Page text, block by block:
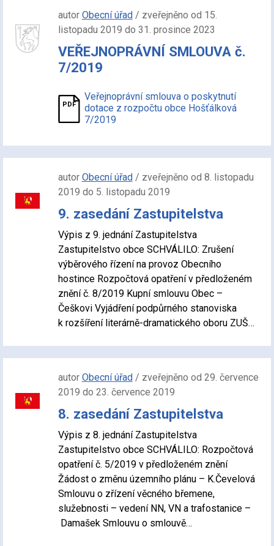
autor Obecní úřad/ zveřejněno od 15.
listopadu 2019 do 31. prosince 2023
VEŘEJNOPRÁVNÍ SMLOUVA č.
7/2019
Veřejnoprávní smlouva o poskytnutí
dotace z rozpočtu obce Hošťálková
7/2019
autor Obecní úřad/ zveřejněno od 8. listopadu
2019 do 5. listopadu 2019
9. zasedání Zastupitelstva
Výpis z 9. jednání Zastupitelstva
Zastupitelstvo obce SCHVÁLILO: Zrušení
výběrového řízení na provoz Obecního
hostince Rozpočtová opatření v předloženém
znění č. 8/2019 Kupní smlouvu Obec –
Češkovi Vyjádření podpůrného stanoviska
k rozšíření literárně-dramatického oboru ZUŠ…
autor Obecní úřad/ zveřejněno od 29. července
2019 do 23. července 2019
8. zasedání Zastupitelstva
Výpis z 8. jednání Zastupitelstva
Zastupitelstvo obce SCHVÁLILO: Rozpočtová
opatření č. 5/2019 v předloženém znění
Žádost o změnu územního plánu – K.Čevelová
Smlouvu o zřízení věcného břemene,
služebnosti – vedení NN, VN a trafostanice –
Damašek Smlouvu o smlouvě…